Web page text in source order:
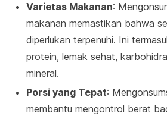
Varietas Makanan:
makanan memastikan bahwa
diperlukan terpenuhi. Ini
protein, lemak sehat,
mineral.
Porsi yang Tepat:
membantu mengontrol berat